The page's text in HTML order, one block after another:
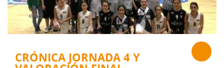
CRÓNICA JORNADA 4 Y